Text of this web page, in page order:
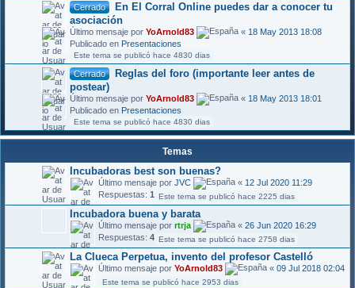
Cerrado
En El Corral Online puedes dar a conocer tu
asociación
Último mensaje por YoArnold83 « 18 May 2013 18:08
Publicado en Presentaciones
Este tema se publicó hace 4830 dias
Cerrado
Reglas del foro (importante leer antes de
postear)
Último mensaje por YoArnold83 « 18 May 2013 18:01
Publicado en Presentaciones
Este tema se publicó hace 4830 dias
Temas
Incubadoras best son buenas?
Último mensaje por JVC « 12 Jul 2020 11:29
Respuestas: 1 Este tema se publicó hace 2225 dias
Incubadora buena y barata
Último mensaje por rtrja « 26 Jun 2020 16:29
Respuestas: 4 Este tema se publicó hace 2758 dias
La Clueca Perpetua, invento del profesor Castelló
Último mensaje por YoArnold83 « 09 Jul 2018 02:04
Este tema se publicó hace 2953 dias